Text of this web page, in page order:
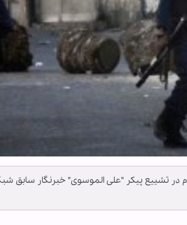
تشییع پیکر "علی الموسوی" خبرنگار سابق